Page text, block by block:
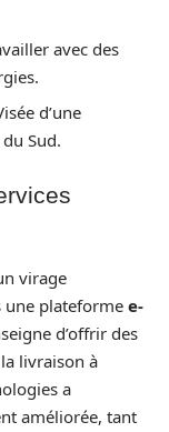
avec des
d’une
Sud.
virage
une plateforme e-
d’offrir des
livraison à
a
améliorée, tant